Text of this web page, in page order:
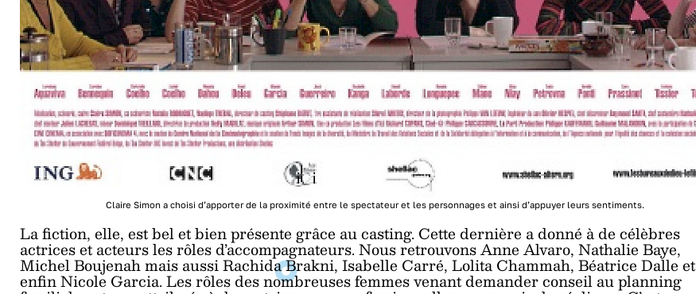
Claire Simon a choisi d’apporter de la proximité entre le spectateur et les personnages et ainsi d’appuyer leurs sentiments.
La fiction, elle, est bel et bien présente grâce au casting. Cette dernière a donné à de célèbres
actrices et acteurs les rôles d’accompagnateurs. Nous retrouvons Anne Alvaro, Nathalie Baye,
Michel Boujenah mais aussi Rachida Brakni, Isabelle Carré, Lolita Chammah, Béatrice Dalle et
enfin Nicole Garcia. Les rôles des nombreuses femmes venant demander conseil au planning